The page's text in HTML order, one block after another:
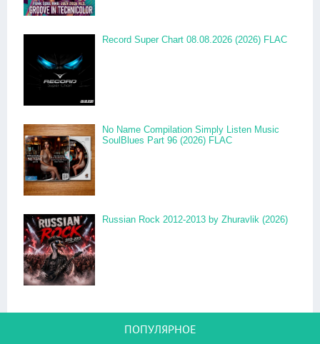
Record Super Chart 08.08.2026 (2026) FLAC
No Name Compilation Simply Listen Music
SoulBlues Part 96 (2026) FLAC
Russian Rock 2012-2013 by Zhuravlik (2026)
ПОПУЛЯРНОЕ